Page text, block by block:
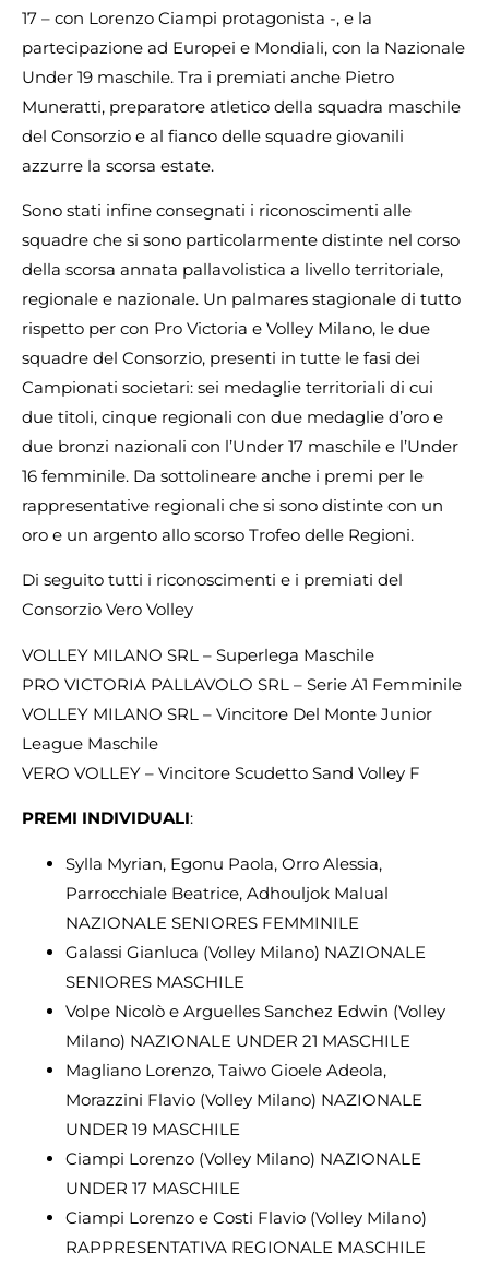
17 – con Lorenzo Ciampi protagonista -, e la
partecipazione ad Europei e Mondiali, con la Nazionale
Under 19 maschile. Tra i premiati anche Pietro
Muneratti, preparatore atletico della squadra maschile
del Consorzio e al fianco delle squadre giovanili
azzurre la scorsa estate.
Sono stati infine consegnati i riconoscimenti alle
squadre che si sono particolarmente distinte nel corso
della scorsa annata pallavolistica a livello territoriale,
regionale e nazionale. Un palmares stagionale di tutto
rispetto per con Pro Victoria e Volley Milano, le due
squadre del Consorzio, presenti in tutte le fasi dei
Campionati societari: sei medaglie territoriali di cui
due titoli, cinque regionali con due medaglie d’oro e
due bronzi nazionali con l’Under 17 maschile e l’Under
16 femminile. Da sottolineare anche i premi per le
rappresentative regionali che si sono distinte con un
oro e un argento allo scorso Trofeo delle Regioni.
Di seguito tutti i riconoscimenti e i premiati del
Consorzio Vero Volley
VOLLEY MILANO SRL – Superlega Maschile
PRO VICTORIA PALLAVOLO SRL – Serie A1 Femminile
VOLLEY MILANO SRL – Vincitore Del Monte Junior
League Maschile
VERO VOLLEY – Vincitore Scudetto Sand Volley F
PREMI INDIVIDUALI:
Sylla Myrian, Egonu Paola, Orro Alessia,
Parrocchiale Beatrice, Adhouljok Malual
NAZIONALE SENIORES FEMMINILE
Galassi Gianluca (Volley Milano) NAZIONALE
SENIORES MASCHILE
Volpe Nicolò e Arguelles Sanchez Edwin (Volley
Milano) NAZIONALE UNDER 21 MASCHILE
Magliano Lorenzo, Taiwo Gioele Adeola,
Morazzini Flavio (Volley Milano) NAZIONALE
UNDER 19 MASCHILE
Ciampi Lorenzo (Volley Milano) NAZIONALE
UNDER 17 MASCHILE
Ciampi Lorenzo e Costi Flavio (Volley Milano)
RAPPRESENTATIVA REGIONALE MASCHILE